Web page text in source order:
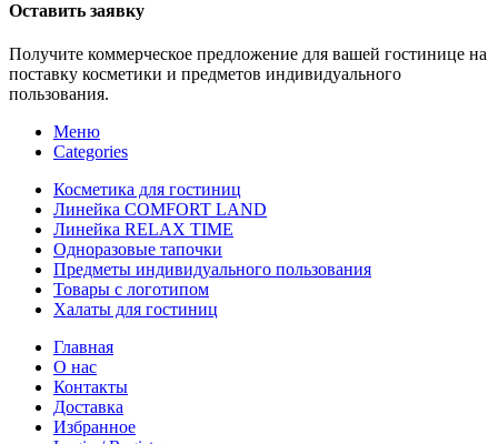
Оставить заявку
Получите коммерческое предложение для вашей гостинице на
поставку косметики и предметов индивидуального
пользования.
Меню
Categories
Косметика для гостиниц
Линейка COMFORT LAND
Линейка RELAX TIME
Одноразовые тапочки
Предметы индивидуального пользования
Товары с логотипом
Халаты для гостиниц
Главная
О нас
Контакты
Доставка
Избранное